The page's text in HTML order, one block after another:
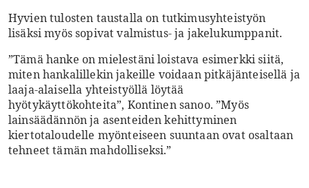
Hyvien tulosten taustalla on tutkimusyhteistyön
lisäksi myös sopivat valmistus- ja jakelukumppanit.
”Tämä hanke on mielestäni loistava esimerkki siitä,
miten hankalillekin jakeille voidaan pitkäjänteisellä ja
laaja-alaisella yhteistyöllä löytää
hyötykäyttökohteita”, Kontinen sanoo. ”Myös
lainsäädännön ja asenteiden kehittyminen
kiertotaloudelle myönteiseen suuntaan ovat osaltaan
tehneet tämän mahdolliseksi.”